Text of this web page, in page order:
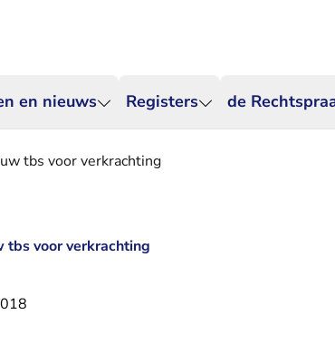
en nieuws Registers de
tbs voor verkrachting
tbs voor verkrachting